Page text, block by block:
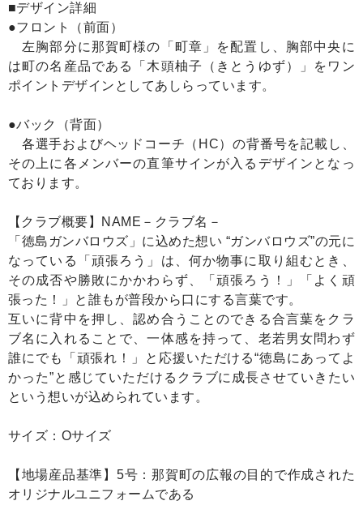
■デザイン詳細
●フロント（前面）
左胸部分に那賀町様の「町章」を配置し、胸部中央に
は町の名産品である「木頭柚子（きとうゆず）」をワン
ポイントデザインとしてあしらっています。
●バック（背面）
各選手およびヘッドコーチ（HC）の背番号を記載し、
その上に各メンバーの直筆サインが入るデザインとなっ
ております。
【クラブ概要】NAME－クラブ名－
「徳島ガンバロウズ」に込めた想い “ガンバロウズ”の元に
なっている「頑張ろう」は、何か物事に取り組むとき、
その成否や勝敗にかかわらず、「頑張ろう！」「よく頑
張った！」と誰もが普段から口にする言葉です。
互いに背中を押し、認め合うことのできる合言葉をクラ
ブ名に入れることで、一体感を持って、老若男女問わず
誰にでも「頑張れ！」と応援いただける“徳島にあってよ
かった”と感じていただけるクラブに成長させていきたい
という想いが込められています。
サイズ：Oサイズ
【地場産品基準】5号：那賀町の広報の目的で作成された
オリジナルユニフォームである